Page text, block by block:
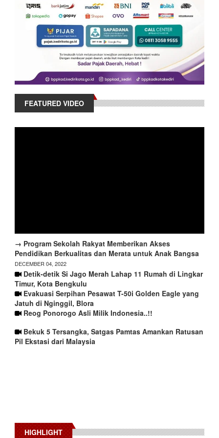
FEATURED VIDEO
→ Program Sekolah Rakyat Memberikan Akses
Pendidikan Berkualitas dan Merata untuk Anak Bangsa
DECEMBER 04, 2022
Detik-detik Si Jago Merah Lahap 11 Rumah di Lingkar
Timur, Kota Bengkulu
Evakuasi Serpihan Pesawat T-50i Golden Eagle yang
Jatuh di Nginggil, Blora
Reog Ponorogo Asli Milik Indonesia..!!
Bekuk 5 Tersangka, Satgas Pamtas Amankan Ratusan
Pil Ekstasi dari Malaysia
HIGHLIGHT